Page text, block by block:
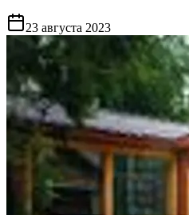
23 августа 2023